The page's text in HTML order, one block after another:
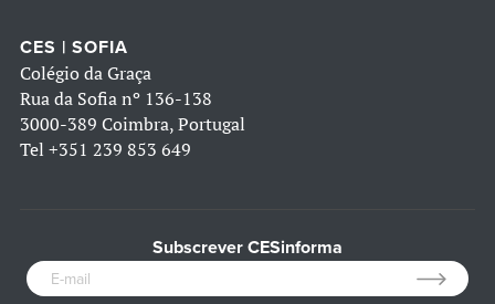
CES | SOFIA
Colégio da Graça
Rua da Sofia nº 136-138
3000-389 Coimbra, Portugal
Tel +351 239 853 649
Subscrever CESinforma